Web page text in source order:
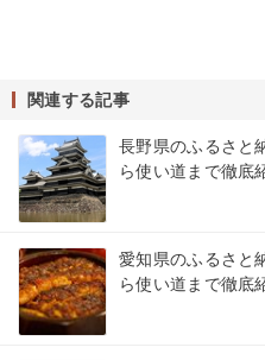
関連する記事
長野県のふるさと
ら使い道まで徹底
愛知県のふるさと
ら使い道まで徹底